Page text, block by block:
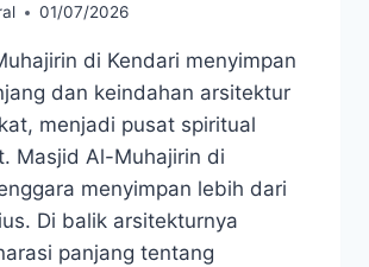
01/07/2026
di Kendari menyimpan
dan keindahan arsitektur
menjadi pusat spiritual
Masjid Al-Muhajirin di
menyimpan lebih dari
Di balik arsitekturnya
panjang tentang